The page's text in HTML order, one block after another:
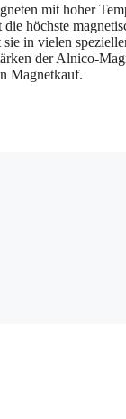
mit hoher
höchste
in vielen
der Alnico-
Magnetkauf.